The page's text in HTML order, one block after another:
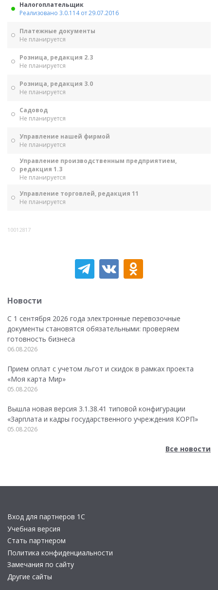
Налогоплательщик
Реализовано 3.0.114 от 29.07.2016
Платежные документы
Не планируется
Розница, редакция 2.3
Не планируется
Розница, редакция 3.0
Не планируется
Садовод
Не планируется
Управление нашей фирмой
Не планируется
Управление производственным предприятием,
редакция 1.3
Не планируется
Управление торговлей, редакция 11
Не планируется
10012817
Новости
С 1 сентября 2026 года электронные перевозочные
документы становятся обязательными: проверяем
готовность бизнеса
06.08.2026
Прием оплат с учетом льгот и скидок в рамках проекта
«Моя карта Мир»
05.08.2026
Вышла новая версия 3.1.38.41 типовой конфигурации
«Зарплата и кадры государственного учреждения КОРП»
05.08.2026
Все новости
Вход для партнеров 1С
Учебная версия
Стать партнером
Политика конфиденциальности
Замечания по сайту
Другие сайты